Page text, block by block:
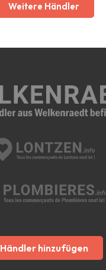
Weitere Händler
Händler hinzufügen